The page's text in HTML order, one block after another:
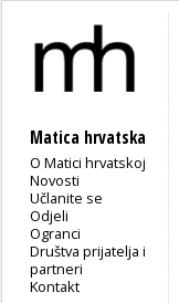
Matica hrvatska
O Matici hrvatskoj
Novosti
Učlanite se
Odjeli
Ogranci
Društva prijatelja i
partneri
Kontakt